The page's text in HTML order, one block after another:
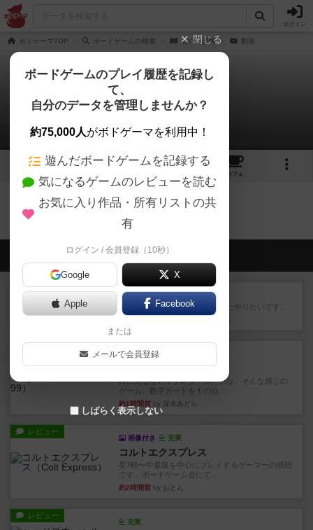
ログイン
ボドゲーマTOP ボードゲームの検索 ゼロの恐怖 動画
ゼロの恐怖
0件の動画
6 3
カフェ
ゼロの恐怖のトップに戻る
会員の新しい投稿
レビュー ゴットファイブ！
運要素があり楽しめました。またやりたいです。
by 金賢守(キムヒョンス)
充実
ダブルナイン
雑に死なないラブレターみたいな、そんな感じの
ゲーム。数字カードを１の位...
約1時間前 by 深水あどら
レビュー
画像付き 充実
コルトエクスプレス
星7軽〜中量級を中心にプレイするゲーマーの感想
です。ボードゲーム会にて...
約2時間前 by おとん
レビュー
充実
閉じる
ボードゲームのプレイ履歴を記録し
て、
自分のデータを管理しませんか？
約75,000人がボドゲーマを利用中！
遊んだボードゲームを記録する
気になるゲームのレビューを読む
お気に入り作品・所有リストの共
有
ログイン / 会員登録（10秒）
Google X
Apple Facebook
または
メールで会員登録
しばらく表示しない